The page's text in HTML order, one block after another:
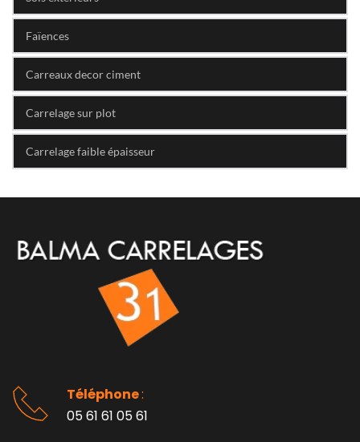
Faïences
Carreaux decor ciment
Carrelage sur plot
Carrelage faible épaisseur
Téléphone :
05 61 61 05 61